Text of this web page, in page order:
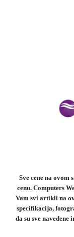
Sve cene na ovom
cenu. Computers
Vam svi artikli na
specifikacija,
da su sve